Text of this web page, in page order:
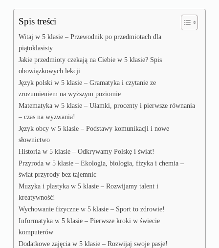
Spis treści
Witaj w 5 klasie – Przewodnik po przedmiotach dla
piątoklasisty
Jakie przedmioty czekają na Ciebie w 5 klasie? Spis
obowiązkowych lekcji
Język polski w 5 klasie – Gramatyka i czytanie ze
zrozumieniem na wyższym poziomie
Matematyka w 5 klasie – Ułamki, procenty i pierwsze równania
– czas na wyzwania!
Język obcy w 5 klasie – Podstawy komunikacji i nowe
słownictwo
Historia w 5 klasie – Odkrywamy Polskę i świat!
Przyroda w 5 klasie – Ekologia, biologia, fizyka i chemia –
świat przyrody bez tajemnic
Muzyka i plastyka w 5 klasie – Rozwijamy talent i
kreatywność!
Wychowanie fizyczne w 5 klasie – Sport to zdrowie!
Informatyka w 5 klasie – Pierwsze kroki w świecie
komputerów
Dodatkowe zajęcia w 5 klasie – Rozwijaj swoje pasje!